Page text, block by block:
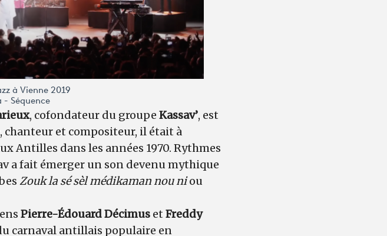
à Vienne 2019
Séquence
, cofondateur du groupe Kassav’, est
chanteur et compositeur, il était à
Antilles dans les années 1970. Rythmes
a fait émerger un son devenu mythique
Zouk la sé sèl médikaman nou niou
Pierre-Édouard Décimus et Freddy
carnaval antillais populaire en